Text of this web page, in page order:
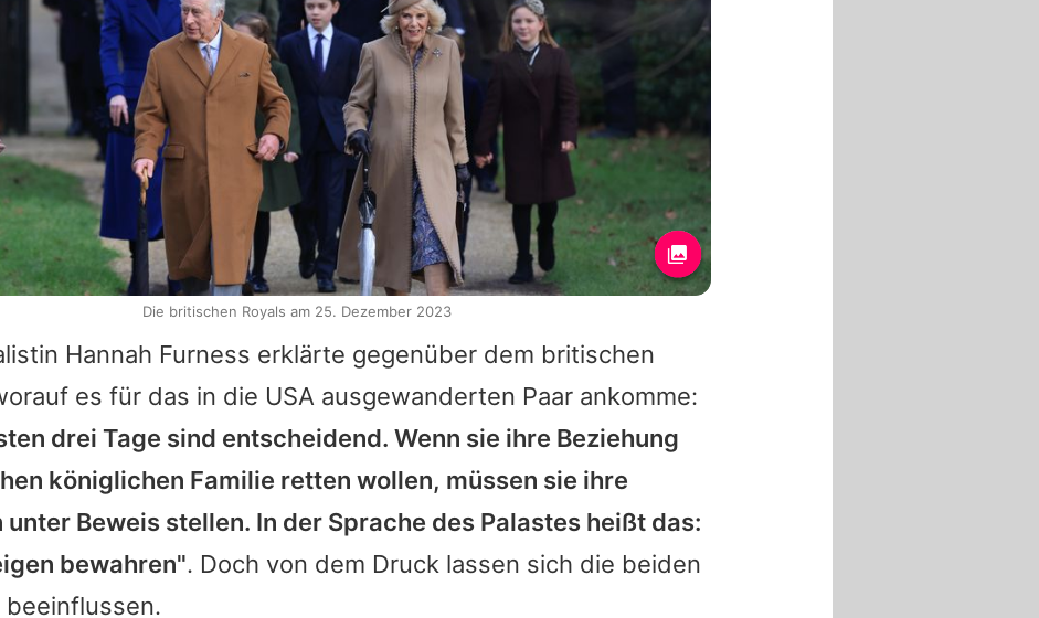
Hannah Furness erklärte gegenüber dem britischen
es für das in die USA ausgewanderten Paar ankomme:
drei Tage sind entscheidend. Wenn sie ihre Beziehung
königlichen Familie retten wollen, müssen sie ihre
Beweis stellen. In der Sprache des Palastes heißt das:
bewahren". Doch von dem Druck lassen sich die beiden
Die britischen Royals am 25. Dezember 2023